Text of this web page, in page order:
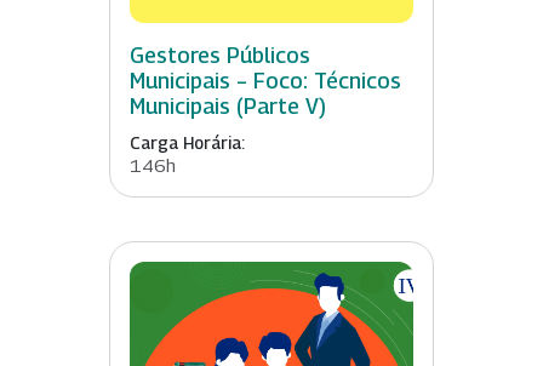
Gestores Públicos
Municipais – Foco: Técnicos
Municipais (Parte V)
Carga Horária:
146h